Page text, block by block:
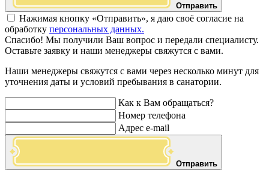
Отправить
Нажимая кнопку «Отправить», я даю своё согласие на
обработку персональных данных.
Спасибо! Мы получили Ваш вопрос и передали специалисту.
Оставьте заявку и наши менеджеры свяжутся с вами.
Наши менеджеры свяжутся с вами через несколько минут для
уточнения даты и условий пребывания в санатории.
Как к Вам обращаться?
Номер телефона
Адрес e-mail
Отправить